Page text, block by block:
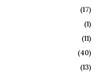
(17)
(1)
(11)
(40)
(13)